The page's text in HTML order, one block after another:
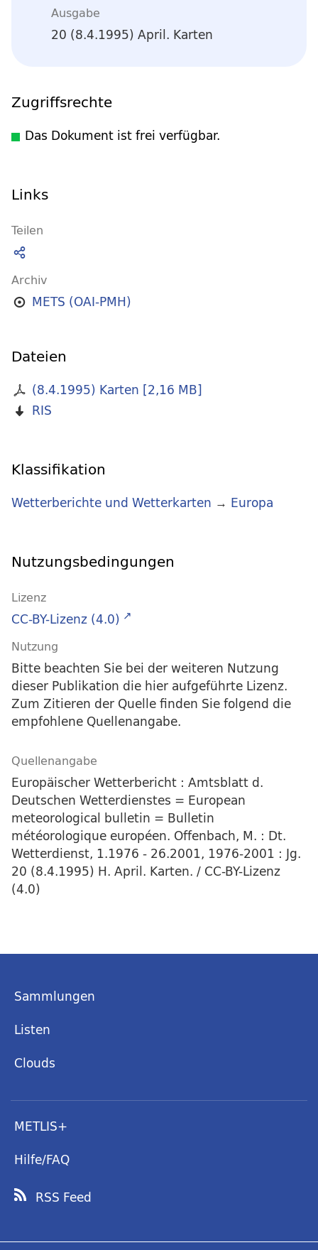
Ausgabe
20 (8.4.1995) April. Karten
Zugriffsrechte
Das Dokument ist frei verfügbar.
Links
Teilen
Archiv
METS (OAI-PMH)
Dateien
(8.4.1995) Karten [2,16 MB]
RIS
Klassifikation
Wetterberichte und Wetterkarten → Europa
Nutzungsbedingungen
Lizenz
CC-BY-Lizenz (4.0)
Nutzung
Bitte beachten Sie bei der weiteren Nutzung
dieser Publikation die hier aufgeführte Lizenz.
Zum Zitieren der Quelle finden Sie folgend die
empfohlene Quellenangabe.
Quellenangabe
Europäischer Wetterbericht : Amtsblatt d.
Deutschen Wetterdienstes = European
meteorological bulletin = Bulletin
météorologique européen. Offenbach, M. : Dt.
Wetterdienst, 1.1976 - 26.2001, 1976-2001 : Jg.
20 (8.4.1995) H. April. Karten. / CC-BY-Lizenz
(4.0)
Sammlungen
Listen
Clouds
METLIS+
Hilfe/FAQ
RSS Feed